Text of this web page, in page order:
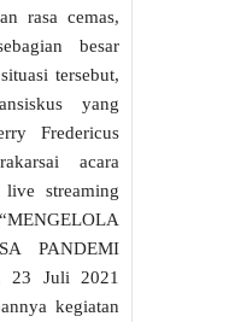
rasa cemas,
besar
tersebut,
yang
Fredericus
acara
live streaming
PANDEMI
23 Juli 2021
kegiatan